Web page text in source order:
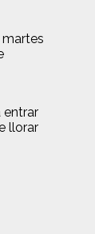
martes
entrar
llorar